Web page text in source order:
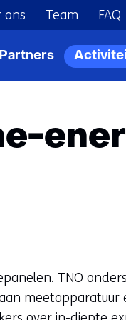
ons
Team FAQ
Partners
TNO
meetapparatuur